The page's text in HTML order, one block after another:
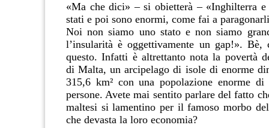
«Ma che dici» – si obietterà – «Inghilterra e
stati e poi sono enormi, come fai a
Noi non siamo uno stato e non siamo
l’insularità è oggettivamente un gap!». Bè,
questo. Infatti è altrettanto nota la povertà
di Malta, un arcipelago di isole di enorme
315,6 km²con una popolazione enorme
persone. Avete mai sentito parlare del fatto
maltesi si lamentino per il famoso morbo
che devasta la loro economia?